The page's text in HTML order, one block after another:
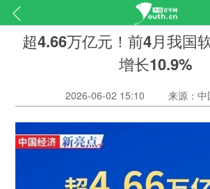
超4.66万亿元！前4月我国
增长10.9%
2026-06-02 15:10 来源：中